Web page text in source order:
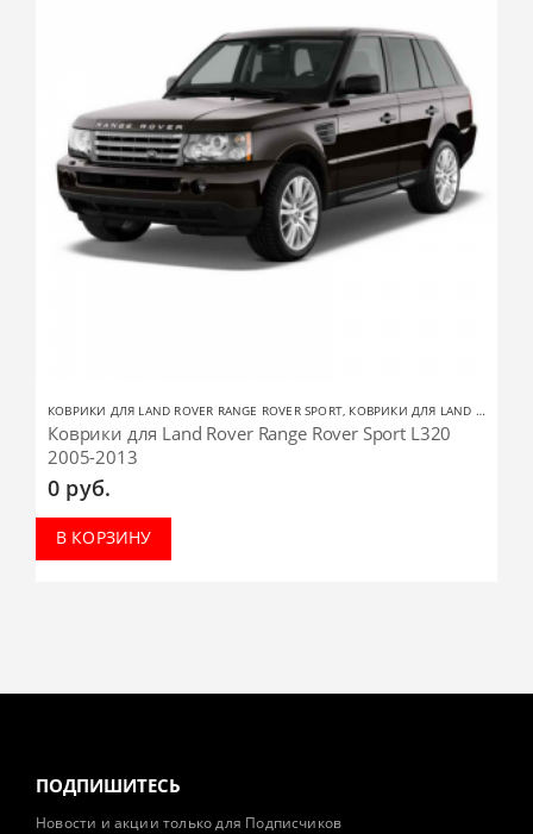
КОВРИКИ ДЛЯ LAND ROVER RANGE ROVER SPORT, КОВРИКИ ДЛЯ LAND ROVER
Коврики для Land Rover Range Rover Sport L320
2005-2013
0 руб.
В КОРЗИНУ
ПОДПИШИТЕСЬ
Новости и акции только для Подписчиков